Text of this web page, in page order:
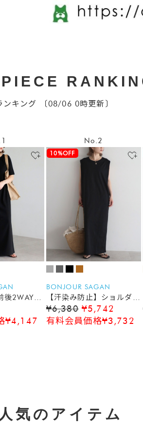
ンキング 〔08/06 0時更新〕
後2WAYリ
ス
¥4,147
No.2
10%OFF
BONJOUR SAGAN
【汗染み防止】ショルダー
タックノースリワンピース
¥6,380 ¥5,742
有料会員価格¥3,732
気のアイテム